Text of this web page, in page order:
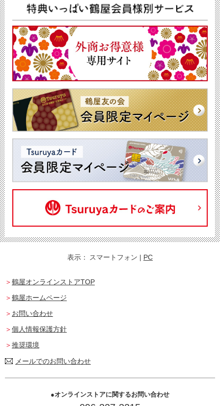
表示： スマートフォン | PC
鶴屋オンラインストアTOP
鶴屋ホームページ
お問い合わせ
個人情報保護方針
推奨環境
メールでのお問い合わせ
オンラインストアに関するお問い合わせ